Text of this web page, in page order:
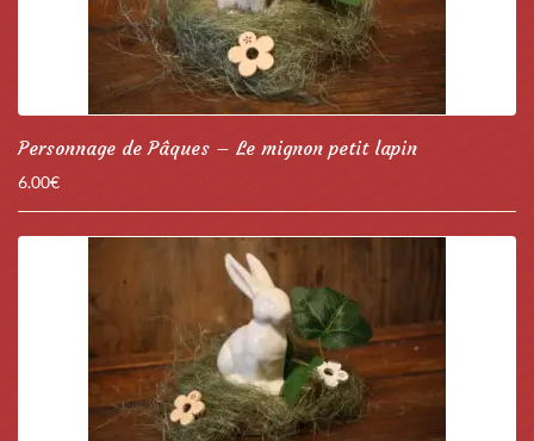
Personnage de Pâques – Le mignon petit lapin
6.00€